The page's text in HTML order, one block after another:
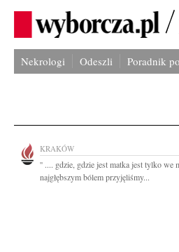
Nekrologi Odeszli Poradnik
KRAKÓW
'' .... gdzie, gdzie jest matka jest tylko we
najgłębszym bólem przyjęliśmy...